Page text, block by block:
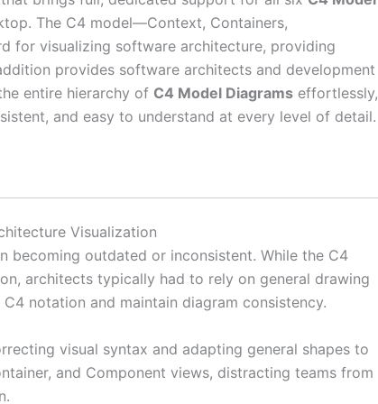
The C4 model—Context, Containers,
for visualizing software architecture, providing
provides software architects and development
entire hierarchy of C4 Model Diagrams effortlessly,
and easy to understand at every level of detail.
Visualization
becoming outdated or inconsistent. While the C4
architects typically had to rely on general drawing
notation and maintain diagram consistency.
visual syntax and adapting general shapes to
and Component views, distracting teams from